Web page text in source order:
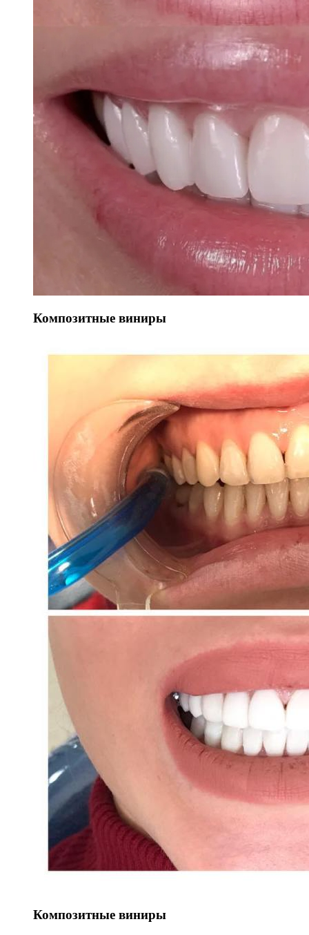
Композитные виниры
Композитные виниры